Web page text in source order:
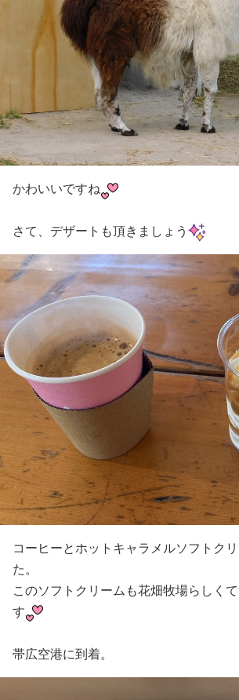
かわいいですね
さて、デザートも頂きましょう
コーヒーとホットキャラメルソフトク
た。
このソフトクリームも花畑牧場らしく
す
帯広空港に到着。